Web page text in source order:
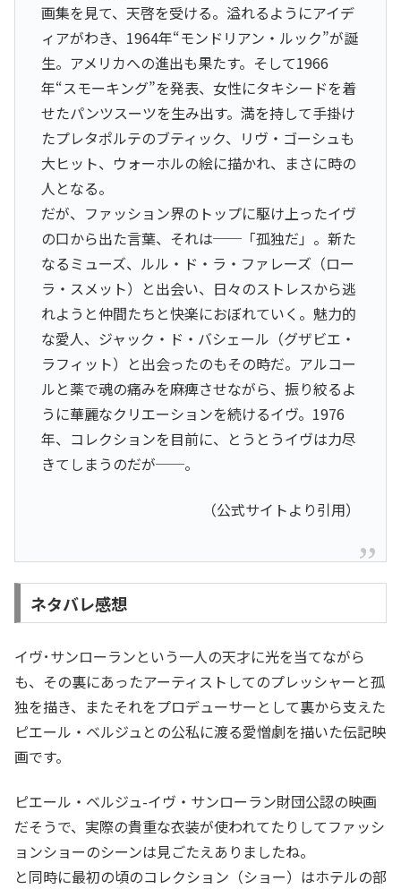
画集を見て、天啓を受ける。溢れるようにアイデ
ィアがわき、1964年“モンドリアン・ルック”が誕
生。アメリカへの進出も果たす。そして1966
年“スモーキング”を発表、女性にタキシードを着
せたパンツスーツを生み出す。満を持して手掛け
たプレタポルテのブティック、リヴ・ゴーシュも
大ヒット、ウォーホルの絵に描かれ、まさに時の
人となる。
だが、ファッション界のトップに駆け上ったイヴ
の口から出た言葉、それは──「孤独だ」。新た
なるミューズ、ルル・ド・ラ・ファレーズ（ロー
ラ・スメット）と出会い、日々のストレスから逃
れようと仲間たちと快楽におぼれていく。魅力的
な愛人、ジャック・ド・バシェール（グザビエ・
ラフィット）と出会ったのもその時だ。アルコー
ルと薬で魂の痛みを麻痺させながら、振り絞るよ
うに華麗なクリエーションを続けるイヴ。1976
年、コレクションを目前に、とうとうイヴは力尽
きてしまうのだが──。
（公式サイトより引用）
ネタバレ感想
イヴ･サンローランという一人の天才に光を当てながら
も、その裏にあったアーティストしてのプレッシャーと孤
独を描き、またそれをプロデューサーとして裏から支えた
ピエール・ベルジュとの公私に渡る愛憎劇を描いた伝記映
画です。
ピエール・ベルジュ-イヴ・サンローラン財団公認の映画
だそうで、実際の貴重な衣装が使われてたりしてファッシ
ョンショーのシーンは見ごたえありましたね。
と同時に最初の頃のコレクション（ショー）はホテルの部